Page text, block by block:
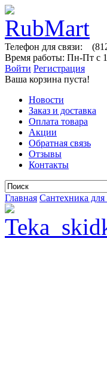
Телефон для связи:
Время работы: Пн-Пт с
Войти Регистрация
Ваша корзина пуста!
Новости
Заказ и доставка
Оплата товара
Акции
Обратная связь
Отзывы
Контакты
Главная Сантехника для